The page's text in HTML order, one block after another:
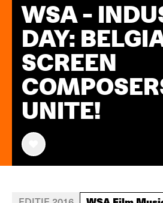
WSA -
DAY:
SCREEN
UNITE!